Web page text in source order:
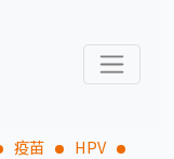
疫苗
HPV